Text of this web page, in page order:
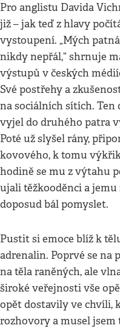
Pro anglistu Davida
již – jak teď z hlavy
vystoupení. „Mých
nikdy nepřál,“ shrnuje
výstupů v českých
Své postřehy a
na sociálních sítích. Ten
vyjel do druhého patra
Poté už slyšel rány,
kovového, k tomu
hodině se mu z výtahu
ujali těžkooděnci a jemu
doposud bál pomyslet.
Pustit si emoce blíž k
adrenalin. Poprvé se na
na těla raněných, ale
široké veřejnosti vše
opět dostavily ve chvíli,
rozhovory a musel